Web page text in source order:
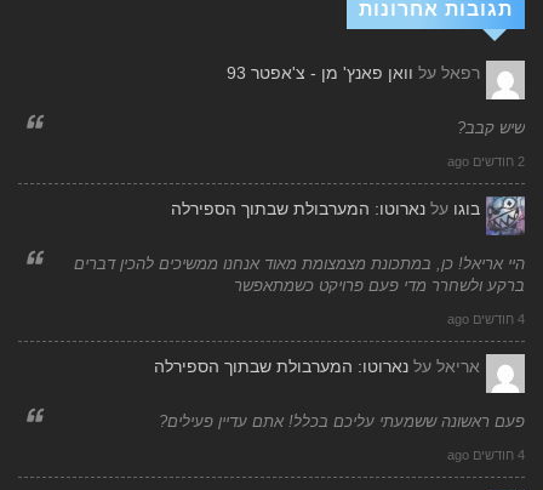
תגובות אחרונות
רפאל על וואן פאנץ' מן - צ'אפטר 93
שיש קבב?
2 חודשים ago
בוגו על נארוטו: המערבולת שבתוך הספירלה
היי אריאל! כן, במתכונת מצמצומת מאוד אנחנו ממשיכים להכין דברים
ברקע ולשחרר מדי פעם פרויקט כשמתאפשר
4 חודשים ago
אריאל על נארוטו: המערבולת שבתוך הספירלה
פעם ראשונה ששמעתי עליכם בכלל! אתם עדיין פעילים?
4 חודשים ago